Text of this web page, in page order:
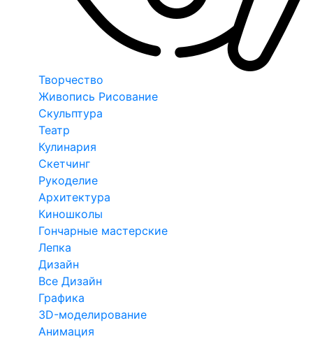
Творчество
Живопись Рисование
Скульптура
Театр
Кулинария
Скетчинг
Рукоделие
Архитектура
Киношколы
Гончарные мастерские
Лепка
Дизайн
Все Дизайн
Графика
3D-моделирование
Анимация